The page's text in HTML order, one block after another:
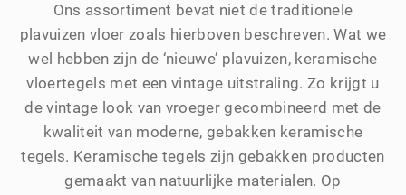
Ons assortiment bevat niet de traditionele
plavuizen vloer zoals hierboven beschreven. Wat we
wel hebben zijn de ‘nieuwe’ plavuizen, keramische
vloertegels met een vintage uitstraling. Zo krijgt u
de vintage look van vroeger gecombineerd met de
kwaliteit van moderne, gebakken keramische
tegels. Keramische tegels zijn gebakken producten
gemaakt van natuurlijke materialen. Op